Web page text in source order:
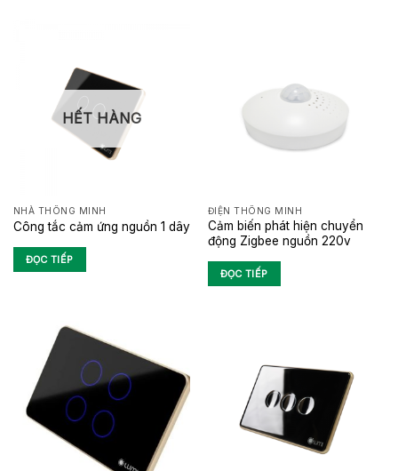
HẾT HÀNG
NHÀ THÔNG MINH
Công tắc cảm ứng nguồn 1 dây
ĐỌC TIẾP
ĐIỆN THÔNG MINH
Cảm biến phát hiện chuyển
động Zigbee nguồn 220v
ĐỌC TIẾP